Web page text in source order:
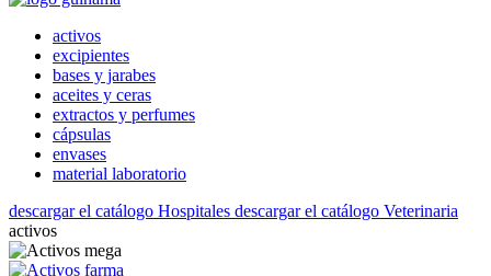
activos
excipientes
bases y jarabes
aceites y ceras
extractos y perfumes
cápsulas
envases
material laboratorio
descargar el catálogo Hospitales descargar el catálogo Veterinaria
activos